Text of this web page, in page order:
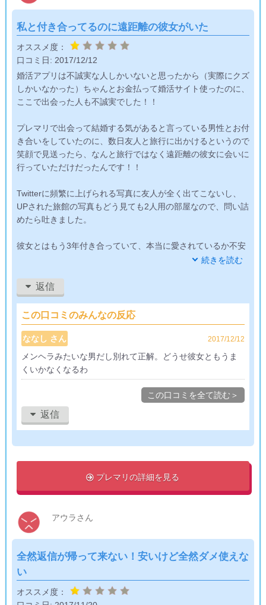
私と付き合ってるのに遠距離の彼女がいた
オススメ度：
口コミ日: 2017/12/12
婚活アプリは不誠実な人しかいないと思ったから（実際にクズ
しかいなかった）ちゃんとお金払って婚活サイト使ったのに、
ここで出会った人も不誠実でした！！
プレマリで出会って結婚する気があると言っている男性とお付
き合いをしていたのに、数日友人と旅行に出かけるというので
笑顔で見送ったら、なんと旅行ではなく遠距離の彼女に会いに
行っていただけだったんです！！
Twitterに頻繁に上げられる写真に友人が全く出てこないし、
UPされた旅館の写真もどう見ても2人用の部屋なので、問い詰
めたら吐きました。
彼女とはもう3年付き合っていて、本当に愛されているか不安
になって保険に近場で彼女を作ろうとおもった…そうです。意
うです…。
無駄な時間クズ男に使いたくないのですぐ別れましたが、
Twitter見てたらいまだに彼女と仲良くやってるみたいで本気で
腹が立ちます。遠距離の彼女になんとかして知らせる方法を考
既婚者は独身証明書とかで判別できますが、彼女がいる男はど
うやって判別したらいいんでしょう？こういうこともあるの
で、婚活中の女性は気を付けてくださいね。男性は浮気する生
き物なんだと本気で軽蔑しました。
続きを読む
返信
この口コミのみんなの反応
ななし さん 2017/12/12
メンヘラみたいな男だし別れて正解。どうせ彼女ともうま
くいかなくなるわ
この口コミを全て読む＞
返信
 プレマリの詳細を見る
アウラさん
全然返信が帰って来ない！安いけど全然ダメ使えな
い
オススメ度：